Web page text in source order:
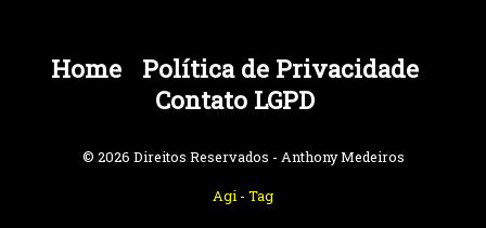
Home
Política de Privacidade
Contato LGPD
© 2026 Direitos Reservados - Anthony Medeiros
Agi - Tag